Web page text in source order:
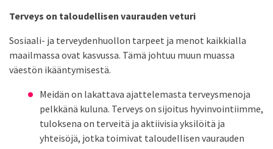
Terveys on taloudellisen vaurauden veturi
Sosiaali- ja terveydenhuollon tarpeet ja menot kaikkialla
maailmassa ovat kasvussa. Tämä johtuu muun muassa
väestön ikääntymisestä.
Meidän on lakattava ajattelemasta terveysmenoja
pelkkänä kuluna. Terveys on sijoitus hyvinvointiimme,
tuloksena on terveitä ja aktiivisia yksilöitä ja
yhteisöjä, jotka toimivat taloudellisen vaurauden